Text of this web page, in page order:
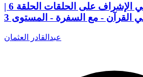
عشر إضاءات في الإشراف على الحلقات الحلقة 6 |
القرآن - مع السفرة - المستوى 3
عبدالقادر العثمان